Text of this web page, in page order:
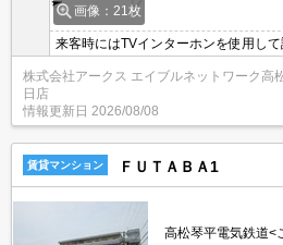
画像：21枚
来客時にはTVインターホンを使用して
できるので防犯対策につながります
ト・シューズボックスなど豊富なので
すく便利です。室内設備は浴室乾燥
ており、過ごしやすいお部屋になって
物件です。
株式会社アークス エイブルネットワーク高
日店
情報更新日 2026/08/08
賃貸マンション ＦＵＴＡＢＡ1
高松琴平電気鉄道<